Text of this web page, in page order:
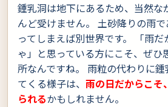
鍾乳洞は地下にあるため、当然な
んど受けません。 土砂降りの雨
ってしまえば別世界です。 「雨
ゃ」と思っている方にこそ、ぜひ
所なんですね。 雨粒の代わりに
てくる様子は、 雨の日だからこそ
られるかもしれません。